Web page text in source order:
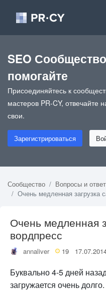
SEO
помогайте
Присоединяйтесь к
мастеров PR-CY, отвечайте
свои.
Зарегистрироваться
Сообщество
Вопросы и
Очень медленная загрузка
Очень медленная
вордпресс
annaliver 19
Буквально 4-5 дней
загружается очень